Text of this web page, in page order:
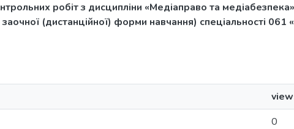
робіт з дисципліни «Медіаправо та
(дистанційної) форми навчання) спеціальності 061
0